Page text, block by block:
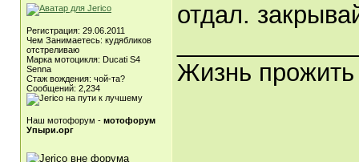
Регистрация: 29.06.2011
Чем Занимаетесь: кудябликов
отстреливаю
Марка мотоцикля: Ducati S4
Senna
Стаж вождения: чой-та?
Сообщений: 2,234
Наш мотофорум - мотофорум
Упыри.орг
отдал.
Жизнь